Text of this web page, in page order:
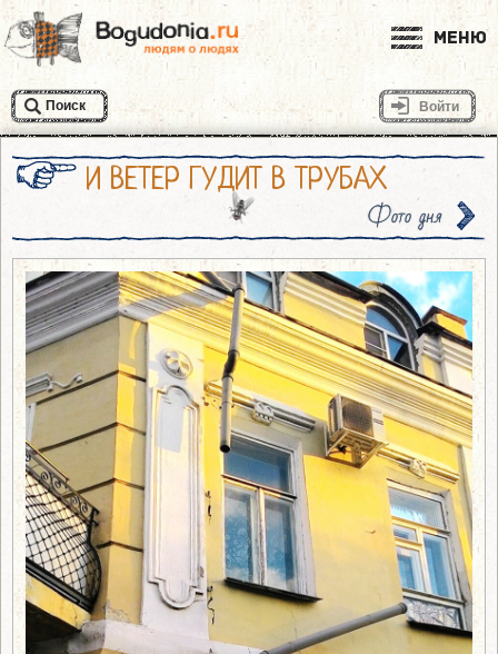
Меню
Поиск Войти
И ВЕТЕР ГУДИТ В ТРУБАХ
Фото дня